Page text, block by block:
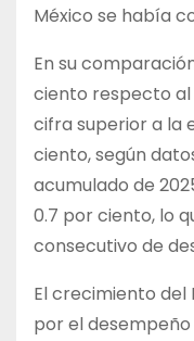
México se había
En su
ciento respecto
cifra superior a la
ciento, según
acumulado de
0.7 por ciento, lo
consecutivo de
El crecimiento del
por el